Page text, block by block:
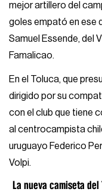
mejor artillero del
goles empató en ese
Samuel Essende, del
Famalicao.
En el Toluca, que
dirigido por su
con el club que tiene
al centrocampista
uruguayo Federico
Volpi.
La nueva camiseta